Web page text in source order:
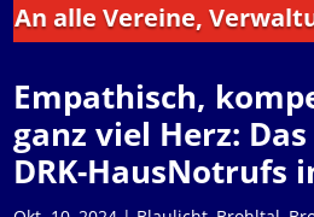
Vereine,
Empathisch,
ganz viel Herz:
DRK-HausNotrufs